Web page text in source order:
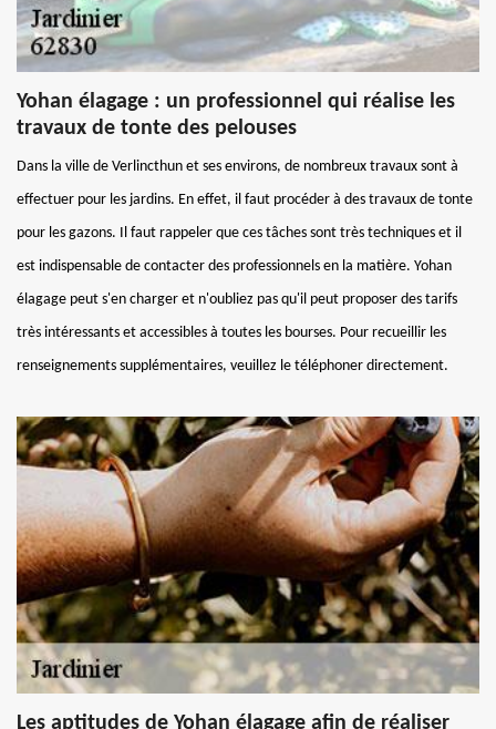
Yohan élagage : un professionnel qui réalise les
travaux de tonte des pelouses
Dans la ville de Verlincthun et ses environs, de nombreux travaux sont à
effectuer pour les jardins. En effet, il faut procéder à des travaux de tonte
pour les gazons. Il faut rappeler que ces tâches sont très techniques et il
est indispensable de contacter des professionnels en la matière. Yohan
élagage peut s'en charger et n'oubliez pas qu'il peut proposer des tarifs
très intéressants et accessibles à toutes les bourses. Pour recueillir les
renseignements supplémentaires, veuillez le téléphoner directement.
Les aptitudes de Yohan élagage afin de réaliser